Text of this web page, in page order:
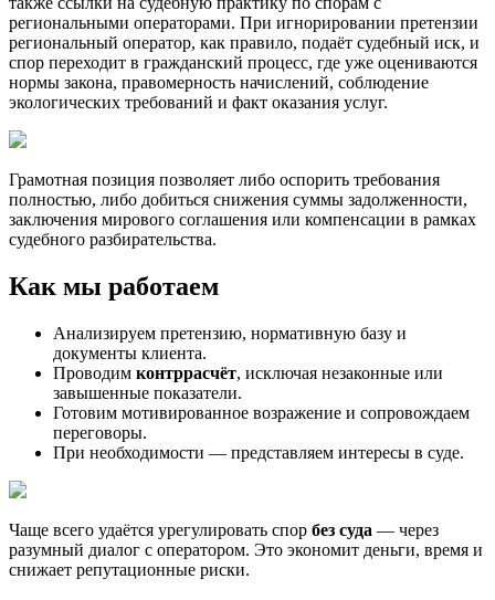
региональными операторами. При игнорировании претензии
региональный оператор, как правило, подаёт судебный иск, и
спор переходит в гражданский процесс, где уже оцениваются
нормы закона, правомерность начислений, соблюдение
экологических требований и факт оказания услуг.
Грамотная позиция позволяет либо оспорить требования
полностью, либо добиться снижения суммы задолженности,
заключения мирового соглашения или компенсации в рамках
судебного разбирательства.
Как мы работаем
Анализируем претензию, нормативную базу и
документы клиента.
Проводим контррасчёт, исключая незаконные или
завышенные показатели.
Готовим мотивированное возражение и сопровождаем
переговоры.
При необходимости — представляем интересы в суде.
Чаще всего удаётся урегулировать спор без суда — через
разумный диалог с оператором. Это экономит деньги, время и
снижает репутационные риски.